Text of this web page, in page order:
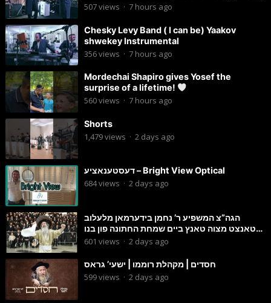
507views · 7 hours ago
Chesky Levy Band ( I can be) Yaakov
shwekey Instrumental
356views · 7 hours ago
Mordechai Shapiro gives Yosef the
surprise of a lifetime!
560views · 7 hours ago
Shorts
1,479views · 2 days ago
דעסטענאציע – Bright View Optical
684views · 2 days ago
הגה”צ המשפיע ר’ נחמן בידערמאן מלעלוב
טאנצט מצוה טאנץ ביים שמחת החתונה פון בנו
החתן
601 views · 2 days ago
חסדים | מקהלת רוממו | ישעי’ גראס
599views · 2 days ago